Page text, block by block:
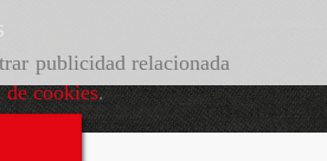
publicidad relacionada
cookies.